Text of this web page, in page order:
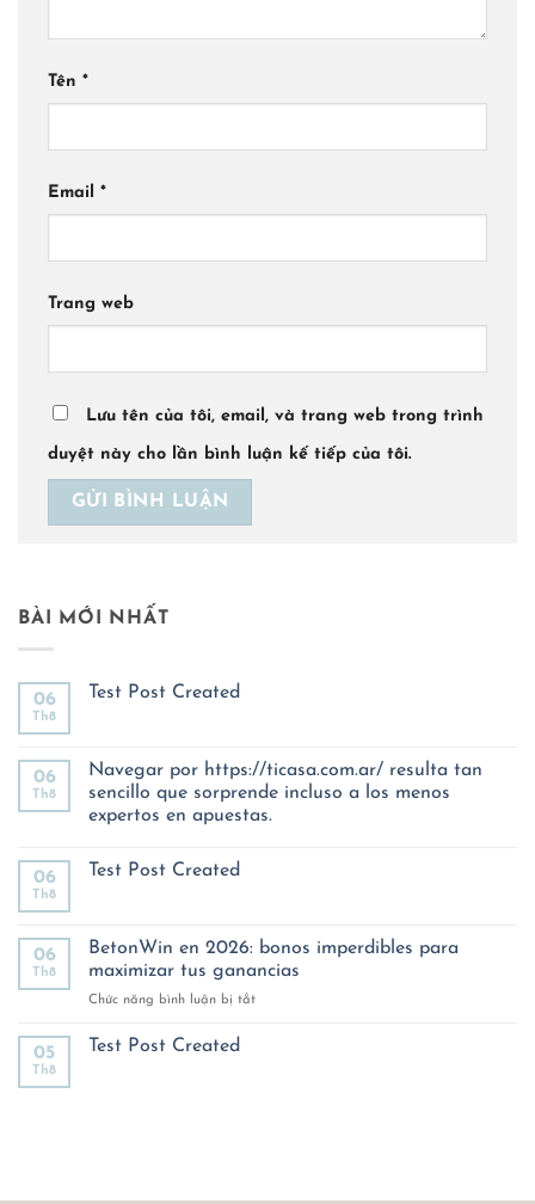
Tên *
Email *
Trang web
Lưu tên của tôi, email, và trang web trong trình
duyệt này cho lần bình luận kế tiếp của tôi.
BÀI MỚI NHẤT
06
Th8
Test Post Created
luận
ở
Test
Post
Created
06
Th8
Navegar por https://ticasa.com.ar/ resulta tan
sencillo que sorprende incluso a los menos
expertos en apuestas.
bình
https://ticasa.com.ar/
resulta
tan
sencillo
incluso
06
Th8
Test Post Created
luận
ở
Test
Created
06
Th8
BetonWin en 2026: bonos imperdibles para
maximizar tus ganancias
Chức năng bình luận bị tắtở
05
Th8
Test Post Created